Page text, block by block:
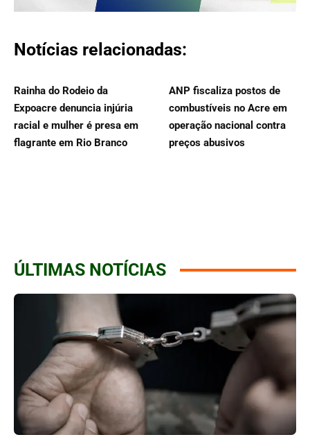
Notícias relacionadas:
Rainha do Rodeio da
Expoacre denuncia injúria
racial e mulher é presa em
flagrante em Rio Branco
ANP fiscaliza postos de
combustíveis no Acre em
operação nacional contra
preços abusivos
ÚLTIMAS NOTÍCIAS